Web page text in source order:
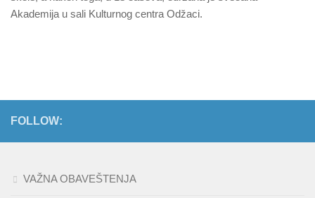
Akademija u sali Kulturnog centra Odžaci.
FOLLOW:
VAŽNA OBAVEŠTENJA